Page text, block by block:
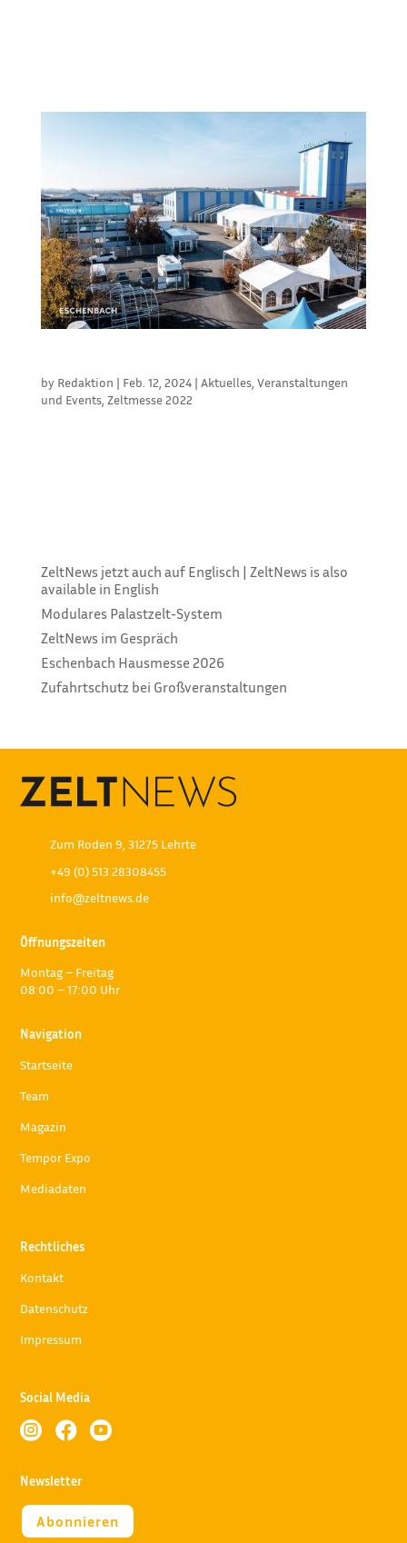
by Redaktion | Feb. 12, 2024| Aktuelles, Veranstaltungen
und Events, Zeltmesse 2022
ZeltNews jetzt auch auf Englisch | ZeltNews is also
available in English
Modulares Palastzelt-System
ZeltNews im Gespräch
Eschenbach Hausmesse 2026
Zufahrtschutz bei Großveranstaltungen
Zum Roden 9, 31275 Lehrte
+49 (0) 513 28308455
info@zeltnews.de
Öffnungszeiten
Montag – Freitag
08:00 – 17:00 Uhr
Navigation
Startseite
Team
Magazin
Tempor Expo
Mediadaten
Rechtliches
Kontakt
Datenschutz
Impressum
Social Media
  
Newsletter
Abonnieren